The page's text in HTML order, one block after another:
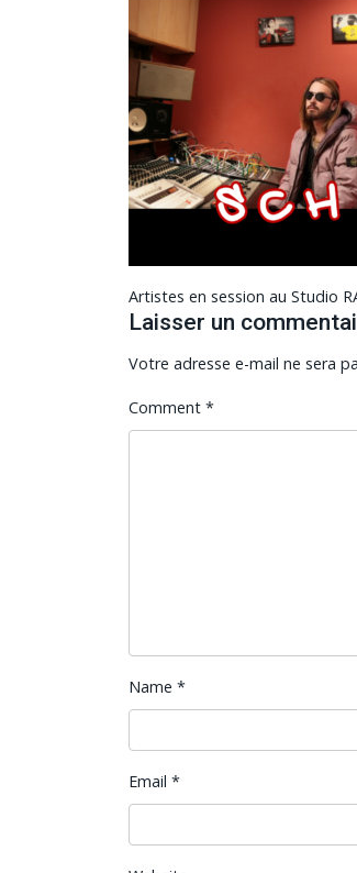
Navigation
de
l’article
Artistes en session au Studio
Laisser un
Votre adresse e-mail ne sera
Comment *
Name *
Email *